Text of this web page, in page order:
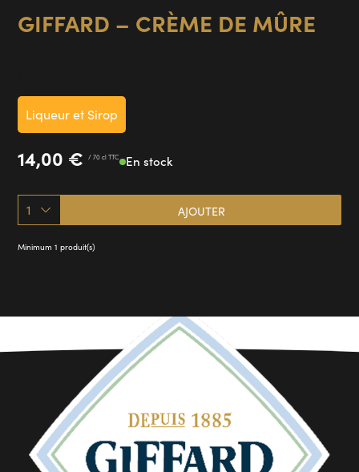
GIFFARD – CRÈME DE MÛRE
14,00 € / 70 cl TTC En stock
1 AJOUTER
Minimum 1 produit(s)
Liqueur et Sirop